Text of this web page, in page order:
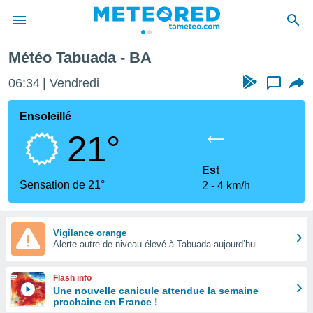
de
Météo Tabuada - BA
06:34 Vendredi ...
Ensoleillé
21°
Sensation de 21°
Est
2
4 km/h
Vigilance orange
Alerte autre de niveau élevé à Tabuada aujourd’hui
Flash info
Une nouvelle canicule attendue la semaine
prochaine en France !